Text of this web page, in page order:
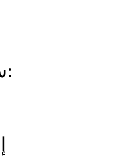
سنة النشر: